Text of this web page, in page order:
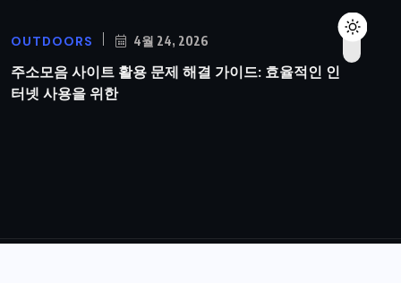
OUTDOORS 4월 24, 2026
주소모음 사이트 활용 문제 해결 가이드: 효율적인 인
터넷 사용을 위한